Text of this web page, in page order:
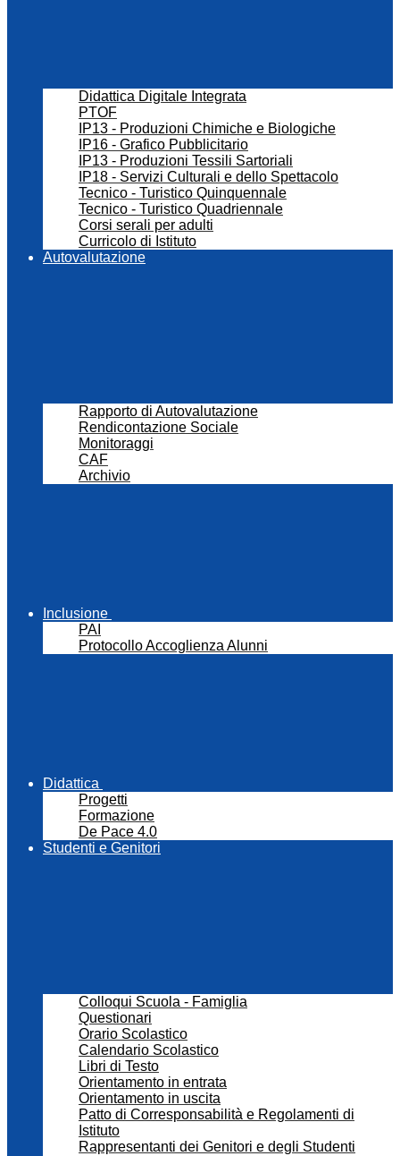
Didattica Digitale Integrata
PTOF
IP13 - Produzioni Chimiche e Biologiche
IP16 - Grafico Pubblicitario
IP13 - Produzioni Tessili Sartoriali
IP18 - Servizi Culturali e dello Spettacolo
Tecnico - Turistico Quinquennale
Tecnico - Turistico Quadriennale
Corsi serali per adulti
Curricolo di Istituto
Autovalutazione
Rapporto di Autovalutazione
Rendicontazione Sociale
Monitoraggi
CAF
Archivio
Inclusione
PAI
Protocollo Accoglienza Alunni
Didattica
Progetti
Formazione
De Pace 4.0
Studenti e Genitori
Colloqui Scuola - Famiglia
Questionari
Orario Scolastico
Calendario Scolastico
Libri di Testo
Orientamento in entrata
Orientamento in uscita
Patto di Corresponsabilità e Regolamenti di
Istituto
Rappresentanti dei Genitori e degli Studenti